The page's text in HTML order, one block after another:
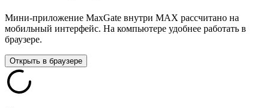
Мини-приложение MaxGate внутри MAX рассчитано на
мобильный интерфейс. На компьютере удобнее работать в
браузере.
Открыть в браузере